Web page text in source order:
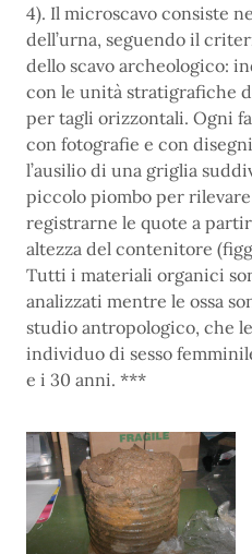
4). Il microscavo consiste
dell’urna, seguendo il
dello scavo archeologico:
con le unità stratigrafiche
per tagli orizzontali. Ogni
con fotografie e con
l’ausilio di una griglia
piccolo piombo per
registrarne le quote a
altezza del contenitore
Tutti i materiali organici
analizzati mentre le ossa
studio antropologico, che
individuo di sesso
e i 30 anni. ***